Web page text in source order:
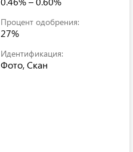
Процент одобрения:
27%
Идентификация:
Фото, Скан